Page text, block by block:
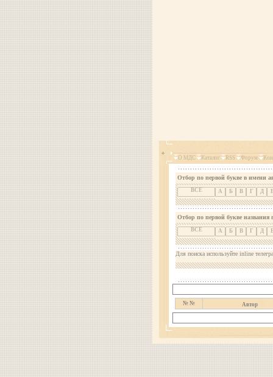
О МДС Каталог RSS Форум
Отбор по первой букве в имени
ВСЕ А Б В Г Д
Отбор по первой букве названия
ВСЕ А Б В Г Д
Для поиска используйте inline
№ № Автор